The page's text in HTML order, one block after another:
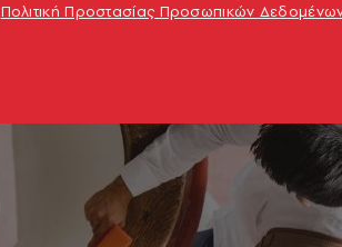
Πολιτική Προστασίας Προσωπικών